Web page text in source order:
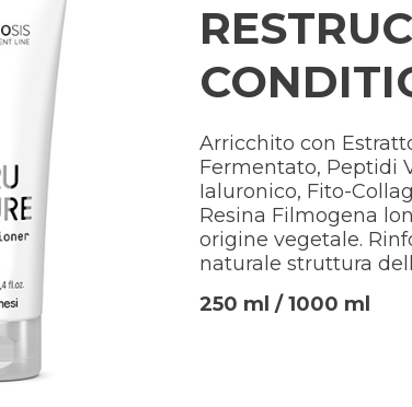
Arricchito con
Fermentato, Peptidi
Ialuronico, Fito-
Resina Filmogena
origine vegetale.
naturale struttura
250 ml / 1000 ml